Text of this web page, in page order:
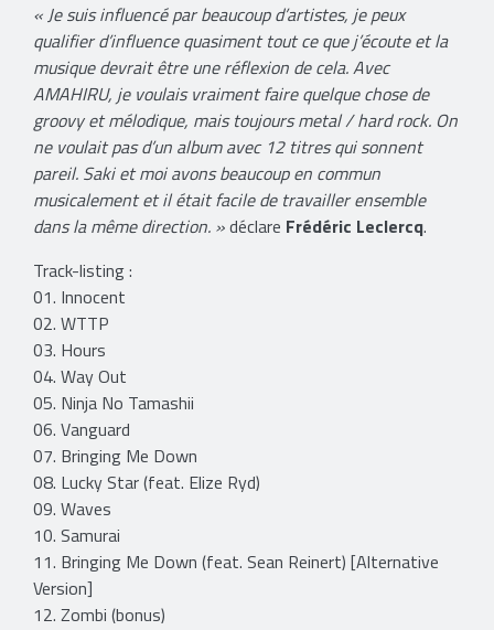
« Je suis influencé par beaucoup d’artistes, je peux
qualifier d’influence quasiment tout ce que j’écoute et la
musique devrait être une réflexion de cela. Avec
AMAHIRU, je voulais vraiment faire quelque chose de
groovy et mélodique, mais toujours metal / hard rock. On
ne voulait pas d’un album avec 12 titres qui sonnent
pareil. Saki et moi avons beaucoup en commun
musicalement et il était facile de travailler ensemble
dans la même direction. »déclare Frédéric Leclercq.
Track-listing :
01. Innocent
02. WTTP
03. Hours
04. Way Out
05. Ninja No Tamashii
06. Vanguard
07. Bringing Me Down
08. Lucky Star (feat. Elize Ryd)
09. Waves
10. Samurai
11. Bringing Me Down (feat. Sean Reinert) [Alternative
Version]
12. Zombi (bonus)